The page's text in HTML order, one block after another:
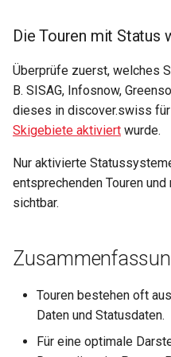
Die Touren mit Status
Überprüfe zuerst, welches
B. SISAG, Infosnow,
dieses in discover.swiss
Skigebiete aktiviert wurde.
Nur aktivierte
entsprechenden Touren
sichtbar.
Touren bestehen oft
Daten und Statusdaten.
Für eine optimale